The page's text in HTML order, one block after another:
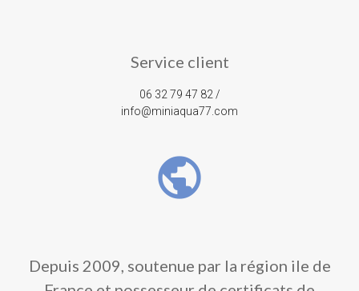
Service client
06 32 79 47 82 /
info@miniaqua77.com
public
Depuis 2009, soutenue par la région ile de